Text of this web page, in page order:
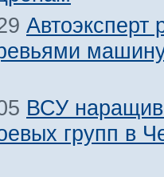
Автоэксперт
ВСУ
групп в